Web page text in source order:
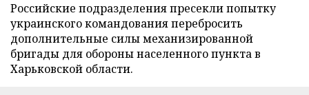
Российские подразделения пресекли попытку
украинского командования перебросить
дополнительные силы механизированной
бригады для обороны населенного пункта в
Харьковской области.